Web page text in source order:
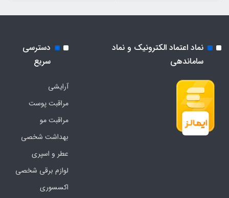
نماد اعتماد الکترونیک و نماد
ساماندهی
دسترسی
سریع
آرایشی
مراقبت پوست
مراقبت مو
بهداشت شخصی
عطر و اسپری
لوازم برقی شخصی
اکسسوری